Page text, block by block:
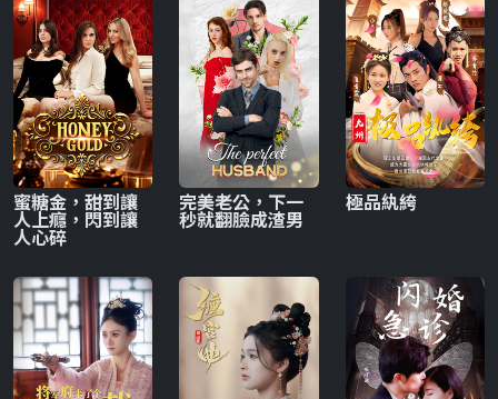
蜜糖金，甜到讓
人上癮，閃到讓
人心碎
完美老公，下一
秒就翻臉成渣男
極品紈絝